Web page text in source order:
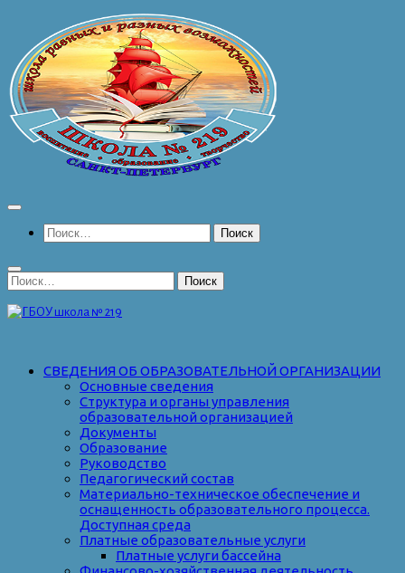
содержимому
Найти:
Найти:
СВЕДЕНИЯ ОБ ОБРАЗОВАТЕЛЬНОЙ ОРГАНИЗАЦИИ
Основные сведения
Структура и органы управления
образовательной организацией
Документы
Образование
Руководство
Педагогический состав
Материально-техническое обеспечение и
оснащенность образовательного процесса.
Доступная среда
Платные образовательные услуги
Платные услуги бассейна